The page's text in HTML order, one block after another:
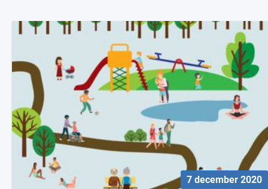
7 december 2020